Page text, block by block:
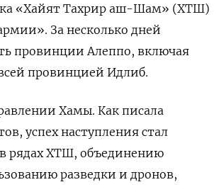
«Хайят Тахрир аш-Шам» (ХТШ)
За несколько дней
провинции Алеппо, включая
провинцией Идлиб.
Хамы. Как писала
успех наступления стал
рядах ХТШ, объединению
разведки и дронов,